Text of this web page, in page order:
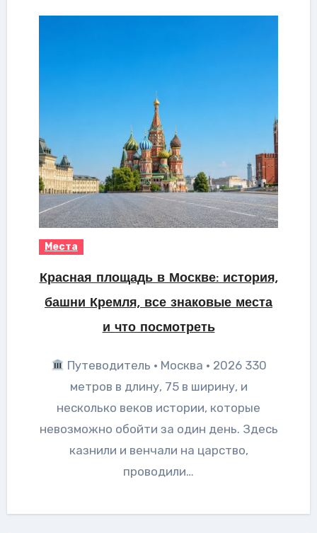
Места
Красная площадь в Москве: история,
башни Кремля, все знаковые места
и что посмотреть
Путеводитель · Москва · 2026 330
метров в длину, 75 в ширину, и
несколько веков истории, которые
невозможно обойти за один день. Здесь
казнили и венчали на царство,
проводили…